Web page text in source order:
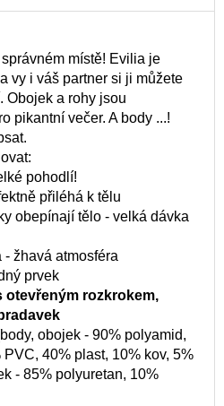
místě! Evilia je
vy i váš partner si ji můžete
Obojek a rohy jsou
pikantní večer. A body ...!
pohodlí!
přiléhá k tělu
obepínají tělo - velká dávka
žhavá atmosféra
prvek
otevřeným rozkrokem,
obojek - 90% polyamid,
40% plast, 10% kov, 5%
- 85% polyuretan, 10%